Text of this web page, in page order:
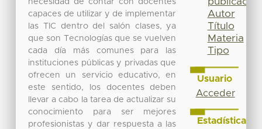
necesidad de contar con docentes
capaces de utilizar y de implementar
las TIC dentro del salón clases, ya
que son Tecnologías que se vuelven
cada día más comunes para las
instituciones públicas y privadas que
ofrecen un servicio educativo, en
este sentido, los docentes deben
llevar a cabo la tarea de actualizar su
conocimiento para ser mejores
profesionistas y dar respuesta a las
Autor
Título
Materia
Tipo
Usuario
Acceder
Estadísticas